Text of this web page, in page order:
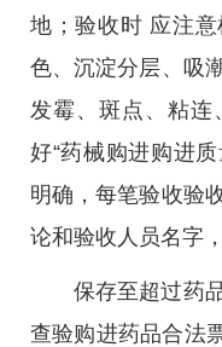
地；验收时 应注
色、沉淀分层、吸
发霉、斑点、粘连
好“药械购进购进
明确，每笔验收验
论和验收人员名字
保存至超过药
查验购进药品合法